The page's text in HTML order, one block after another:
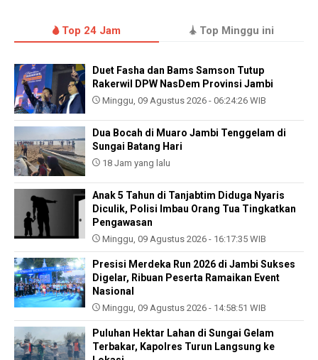
Top 24 Jam Top Minggu ini
Duet Fasha dan Bams Samson Tutup
Rakerwil DPW NasDem Provinsi Jambi
Minggu, 09 Agustus 2026 - 06:24:26 WIB
Dua Bocah di Muaro Jambi Tenggelam di
Sungai Batang Hari
18 Jam yang lalu
Anak 5 Tahun di Tanjabtim Diduga Nyaris
Diculik, Polisi Imbau Orang Tua Tingkatkan
Pengawasan
Minggu, 09 Agustus 2026 - 16:17:35 WIB
Presisi Merdeka Run 2026 di Jambi Sukses
Digelar, Ribuan Peserta Ramaikan Event
Nasional
Minggu, 09 Agustus 2026 - 14:58:51 WIB
Puluhan Hektar Lahan di Sungai Gelam
Terbakar, Kapolres Turun Langsung ke